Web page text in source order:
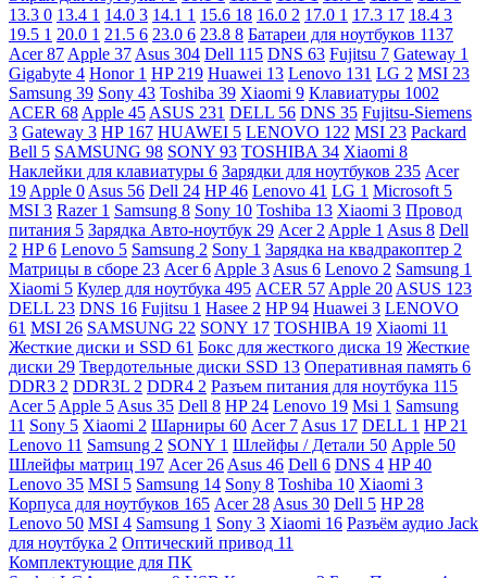
13.3 0 13.4 1 14.0 3 14.1 1 15.6 18 16.0 2 17.0 1 17.3 17 18.4 3
19.5 1 20.0 1 21.5 6 23.0 6 23.8 8 Батареи для ноутбуков 1137
Acer87 Apple 37 Asus 304 Dell 115 DNS 63 Fujitsu 7 Gateway 1
Gigabyte 4 Honor 1 HP 219 Huawei 13 Lenovo 131 LG 2 MSI 23
Samsung 39 Sony 43 Toshiba 39 Xiaomi 9 Клавиатуры 1002
ACER 68 Apple 45 ASUS 231 DELL 56 DNS 35 Fujitsu-Siemens
3 Gateway 3 HP 167 HUAWEI 5 LENOVO 122 MSI 23 Packard
Bell 5 SAMSUNG 98 SONY 93 TOSHIBA 34 Xiaomi 8
Наклейки для клавиатуры 6 Зарядки для ноутбуков 235 Acer
19 Apple 0 Asus 56 Dell 24 HP46 Lenovo 41 LG 1 Microsoft 5
MSI 3 Razer 1 Samsung 8 Sony 10 Toshiba 13 Xiaomi 3 Провод
питания 5 Зарядка Авто-ноутбук 29 Acer 2 Apple 1 Asus 8 Dell
2 HP6 Lenovo 5 Samsung 2 Sony 1 Зарядка на квадракоптер 2
Матрицы в сборе 23 Acer6 Apple 3 Asus 6 Lenovo 2 Samsung 1
Xiaomi 5 Кулер для ноутбука 495 ACER 57 Apple 20 ASUS 123
DELL 23 DNS 16 Fujitsu 1 Hasee 2 HP94 Huawei 3 LENOVO
61 MSI 26 SAMSUNG 22 SONY 17 TOSHIBA 19 Xiaomi 11
Жесткие диски и SSD 61 Бокс для жесткого диска 19 Жесткие
диски 29 Твердотельные диски SSD 13 Оперативная память 6
DDR3 2 DDR3L 2 DDR4 2 Разъем питания для ноутбука 115
Acer 5 Apple 5 Asus 35 Dell 8 HP 24 Lenovo 19 Msi 1 Samsung
11 Sony 5 Xiaomi 2 Шарниры 60 Acer 7 Asus 17 DELL 1 HP 21
Lenovo 11 Samsung 2 SONY 1 Шлейфы / Детали 50 Apple 50
Шлейфы матриц 197 Acer 26 Asus 46 Dell 6 DNS 4 HP40
Lenovo 35 MSI 5 Samsung 14 Sony 8 Toshiba 10 Xiaomi 3
Корпуса для ноутбуков 165 Acer 28 Asus 30 Dell 5 HP 28
Lenovo 50 MSI 4 Samsung 1 Sony 3 Xiaomi 16 Разъём аудио Jack
для ноутбука 2 Оптический привод 11
Комплектующие для ПК